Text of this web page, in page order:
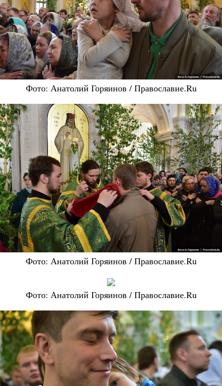
Фото: Анатолий Горяинов / Православие.Ru
Фото: Анатолий Горяинов / Православие.Ru
Фото: Анатолий Горяинов / Православие.Ru